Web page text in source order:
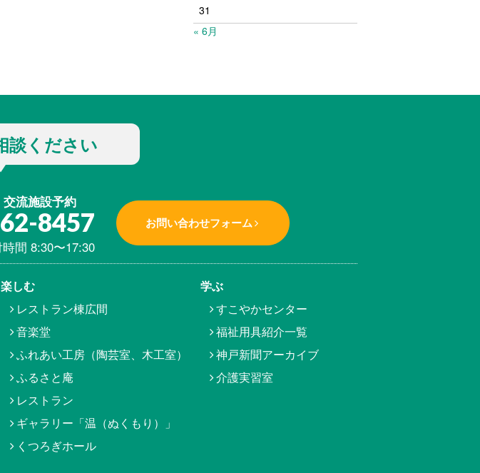
31
« 6月
談ください
流施設予約
8457
間 8:30〜17:30
お問い合わせフォーム
楽しむ
レストラン棟広間
音楽堂
ふれあい工房（陶芸室、木工室）
ふるさと庵
レストラン
ギャラリー「温（ぬくもり）」
くつろぎホール
学ぶ
すこやかセンター
福祉用具紹介一覧
神戸新聞アーカイブ
介護実習室